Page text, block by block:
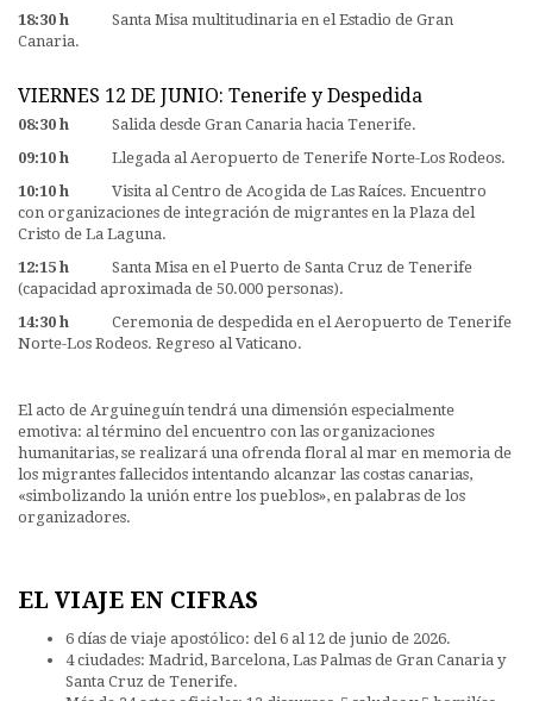
18:30 h Santa Misa multitudinaria en el Estadio de Gran
Canaria.
VIERNES 12 DE JUNIO: Tenerife y Despedida
08:30 h Salida desde Gran Canaria hacia Tenerife.
09:10 h Llegada al Aeropuerto de Tenerife Norte-Los Rodeos.
10:10 h Visita al Centro de Acogida de Las Raíces. Encuentro
con organizaciones de integración de migrantes en la Plaza del
Cristo de La Laguna.
12:15 h Santa Misa en el Puerto de Santa Cruz de Tenerife
(capacidad aproximada de 50.000 personas).
14:30 h Ceremonia de despedida en el Aeropuerto de Tenerife
Norte-Los Rodeos. Regreso al Vaticano.
El acto de Arguineguín tendrá una dimensión especialmente
emotiva: al término del encuentro con las organizaciones
humanitarias, se realizará una ofrenda floral al mar en memoria de
los migrantes fallecidos intentando alcanzar las costas canarias,
«simbolizando la unión entre los pueblos», en palabras de los
organizadores.
EL VIAJE EN CIFRAS
6 días de viaje apostólico: del 6 al 12 de junio de 2026.
4 ciudades: Madrid, Barcelona, Las Palmas de Gran Canaria y
Santa Cruz de Tenerife.